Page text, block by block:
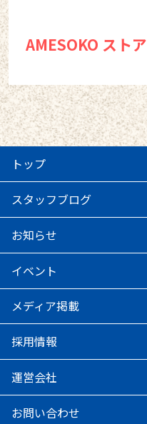
AMESOKO ストア
トップ
スタッフブログ
お知らせ
イベント
メディア掲載
採用情報
運営会社
お問い合わせ